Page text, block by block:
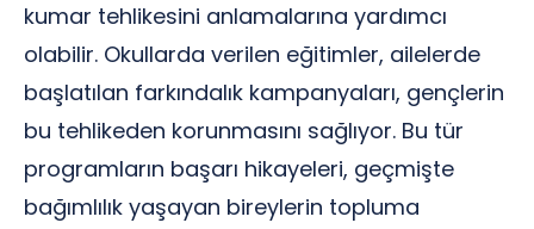
kumar tehlikesini anlamalarına yardımcı
olabilir. Okullarda verilen eğitimler, ailelerde
başlatılan farkındalık kampanyaları, gençlerin
bu tehlikeden korunmasını sağlıyor. Bu tür
programların başarı hikayeleri, geçmişte
bağımlılık yaşayan bireylerin topluma